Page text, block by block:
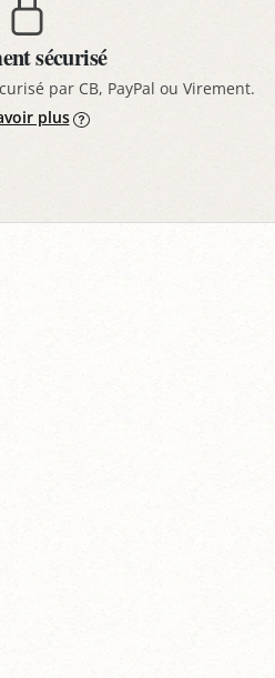
sécurisé
par CB, PayPal ou Virement.
plus